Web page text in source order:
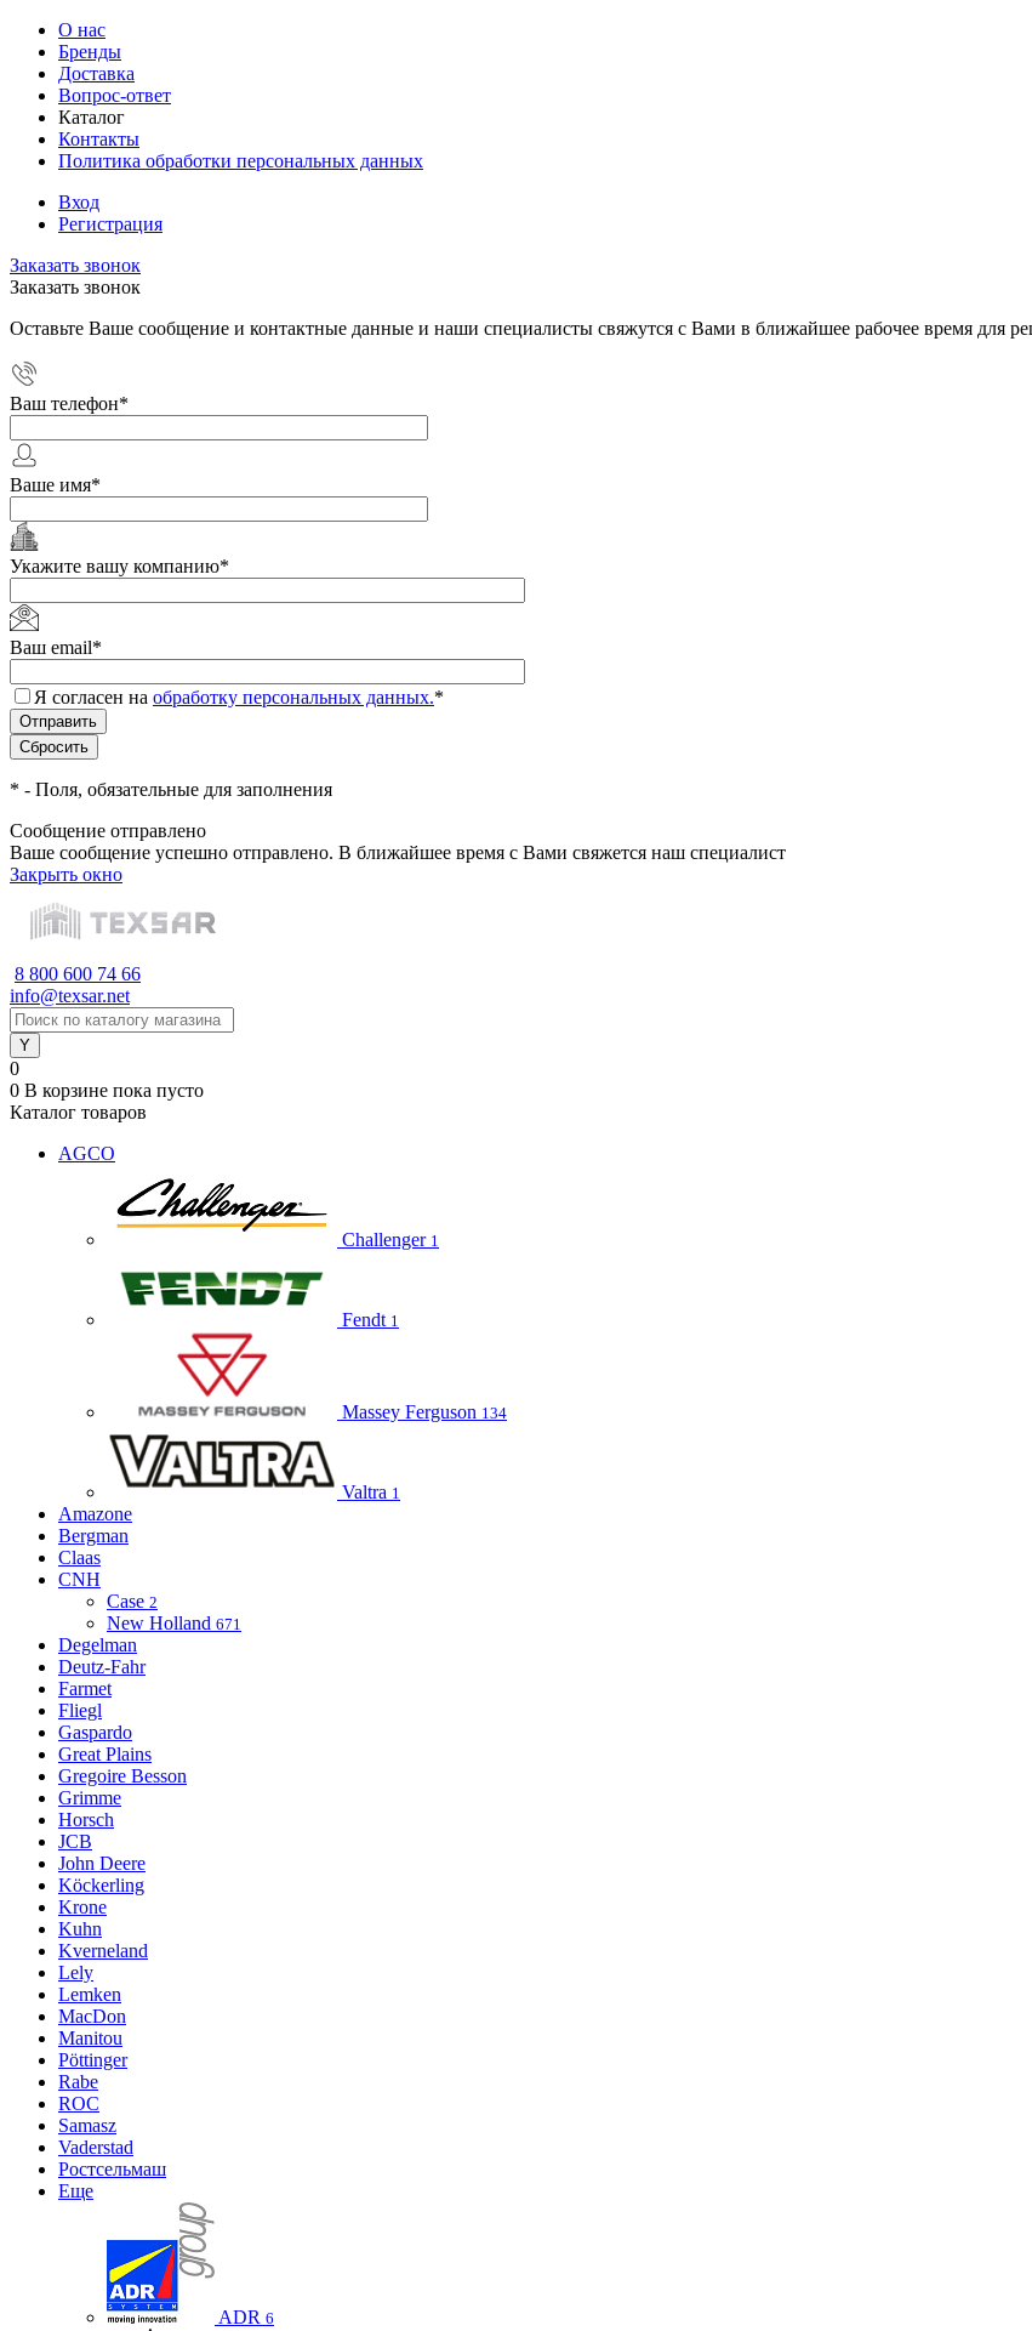
О нас
Бренды
Доставка
Вопрос-ответ
Каталог
Контакты
Политика обработки персональных данных
Вход
Регистрация
Заказать звонок
Заказать звонок
Оставьте Ваше сообщение и контактные данные и наши специалисты свяжутся с Вами в ближайшее рабочее время для
Ваш телефон*
Ваше имя*
Укажите вашу компанию*
Ваш email*
Я согласен на обработку персональных данных.*
* - Поля, обязательные для заполнения
Сообщение отправлено
Ваше сообщение успешно отправлено. В ближайшее время с Вами свяжется наш специалист
Закрыть окно
8 800 600 74 66
info@texsar.net
0
0 В корзине пока пусто
Каталог товаров
AGCO
Challenger 1
Fendt 1
Massey Ferguson 134
Valtra 1
Amazone
Bergman
Claas
CNH
Case 2
New Holland 671
Degelman
Deutz-Fahr
Farmet
Fliegl
Gaspardo
Great Plains
Gregoire Besson
Grimme
Horsch
JCB
John Deere
Köckerling
Krone
Kuhn
Kverneland
Lely
Lemken
MacDon
Manitou
Pöttinger
Rabe
ROC
Samasz
Vaderstad
Ростсельмаш
Еще
ADR 6